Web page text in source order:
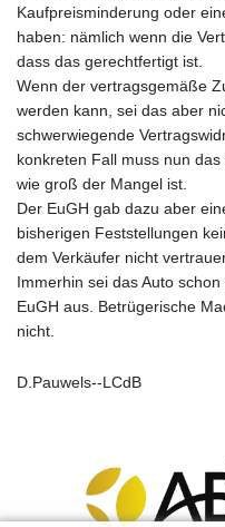
Kaufpreisminderung oder
haben: nämlich wenn die
dass das gerechtfertigt ist.
Wenn der vertragsgemäße
werden kann, sei das aber
schwerwiegende
konkreten Fall muss nun
wie groß der Mangel ist.
Der EuGH gab dazu aber
bisherigen Feststellungen
dem Verkäufer nicht
Immerhin sei das Auto
EuGH aus. Betrügerische
nicht.
D.Pauwels--LCdB